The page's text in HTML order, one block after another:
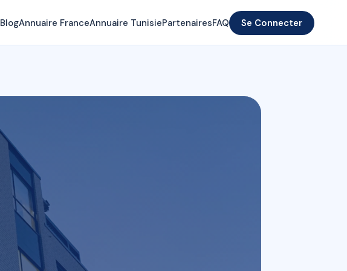
BlogAnnuaire FranceAnnuaire TunisiePartenairesFAQ Se Connecter